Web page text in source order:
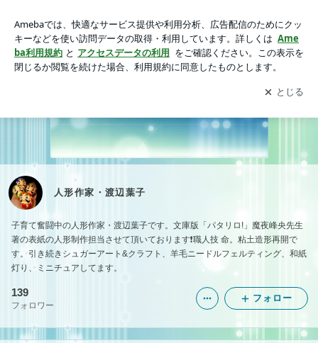
アプリをダウンロードして ブログの更新通知
を受け取りまし
ょう。
開く
人形作家・渡辺葉子
子育て奮闘中の人形作家・渡辺葉子です。文庫版「パタリロ!」魔夜峰央先生
著の表紙の人形制作担当させて頂いております❗職人技 命。粘土造形再開で
す。引き続きシュガーアート&クラフト、羊毛ニードルフェルティング、和紙
灯り、ミニチュアしてます。
139
フォロワー
フォロー